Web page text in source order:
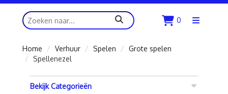
zoeken 0
Menu
Home
Verhuur Spelen
Grote spelen
Spellenezel
Bekijk Categorieën